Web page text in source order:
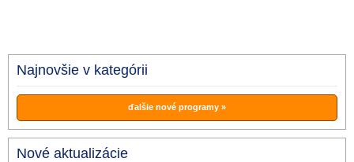
Najnovšie v kategórii
ďalšie nové programy »
Nové aktualizácie